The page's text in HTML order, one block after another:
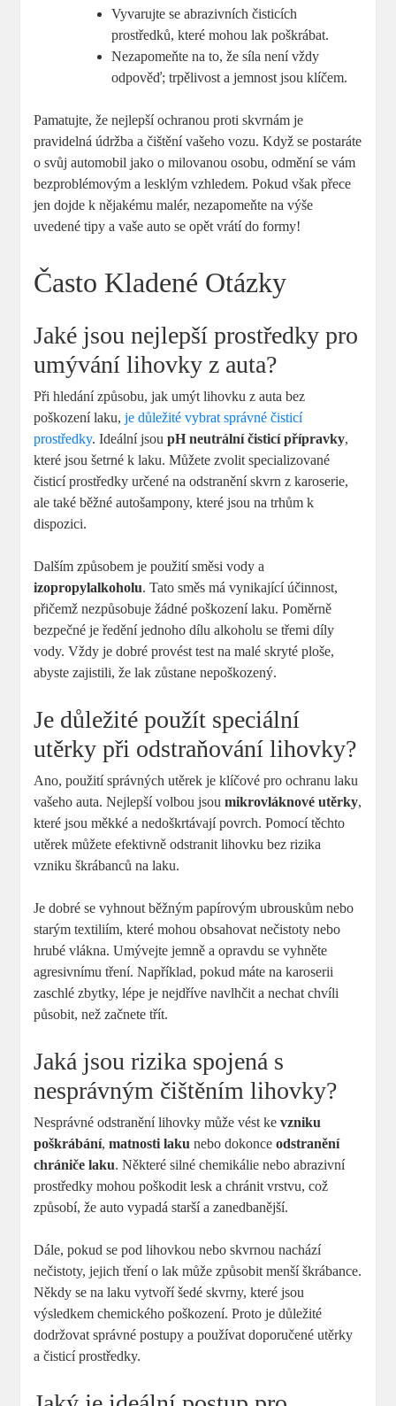
Vyvarujte se abrazivních čisticích
prostředků, které mohou lak poškrábat.
Nezapomeňte na to, že síla není vždy
odpověď; trpělivost a jemnost jsou klíčem.
Pamatujte, že nejlepší ochranou proti skvrnám je
pravidelná údržba a čištění vašeho vozu. Když se postaráte
o svůj automobil jako o milovanou osobu, odmění se vám
bezproblémovým a lesklým vzhledem. Pokud však přece
jen dojde k nějakému malér, nezapomeňte na výše
uvedené tipy a vaše auto se opět vrátí do formy!
Často Kladené Otázky
Jaké jsou nejlepší prostředky pro
umývání lihovky z auta?
Při hledání způsobu, jak umýt lihovku z auta bez
poškození laku,je důležité vybrat správné čisticí
prostředky. Ideální jsoupH neutrální čisticí přípravky,
které jsou šetrné k laku. Můžete zvolit specializované
čisticí prostředky určené na odstranění skvrn z karoserie,
ale také běžné autošampony, které jsou na trhům k
dispozici.
Dalším způsobem je použití směsi vody a
izopropylalkoholu. Tato směs má vynikající účinnost,
přičemž nezpůsobuje žádné poškození laku. Poměrně
bezpečné je ředění jednoho dílu alkoholu se třemi díly
vody. Vždy je dobré provést test na malé skryté ploše,
abyste zajistili, že lak zůstane nepoškozený.
Je důležité použít speciální
utěrky při odstraňování lihovky?
Ano, použití správných utěrek je klíčové pro ochranu laku
vašeho auta. Nejlepší volbou jsoumikrovláknové utěrky,
které jsou měkké a nedoškrtávají povrch. Pomocí těchto
utěrek můžete efektivně odstranit lihovku bez rizika
vzniku škrábanců na laku.
Je dobré se vyhnout běžným papírovým ubrouskům nebo
starým textiliím, které mohou obsahovat nečistoty nebo
hrubé vlákna. Umývejte jemně a opravdu se vyhněte
agresivnímu tření. Například, pokud máte na karoserii
zaschlé zbytky, lépe je nejdříve navlhčit a nechat chvíli
působit, než začnete třít.
Jaká jsou rizika spojená s
nesprávným čištěním lihovky?
Nesprávné odstranění lihovky může vést kevzniku
poškrábání,matnosti laku nebo dokonceodstranění
chrániče laku. Některé silné chemikálie nebo abrazivní
prostředky mohou poškodit lesk a chránit vrstvu, což
způsobí, že auto vypadá starší a zanedbanější.
Dále, pokud se pod lihovkou nebo skvrnou nachází
nečistoty, jejich tření o lak může způsobit menší škrábance.
Někdy se na laku vytvoří šedé skvrny, které jsou
výsledkem chemického poškození. Proto je důležité
dodržovat správné postupy a používat doporučené utěrky
a čisticí prostředky.